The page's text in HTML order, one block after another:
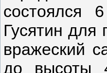
состоялся
Гусятин для
вражеский
до высоты